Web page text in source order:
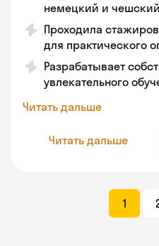
немецкий и чешский
Проходила
для практического
Разрабатывает
увлекательного
Читать дальше
Читать дальше
1